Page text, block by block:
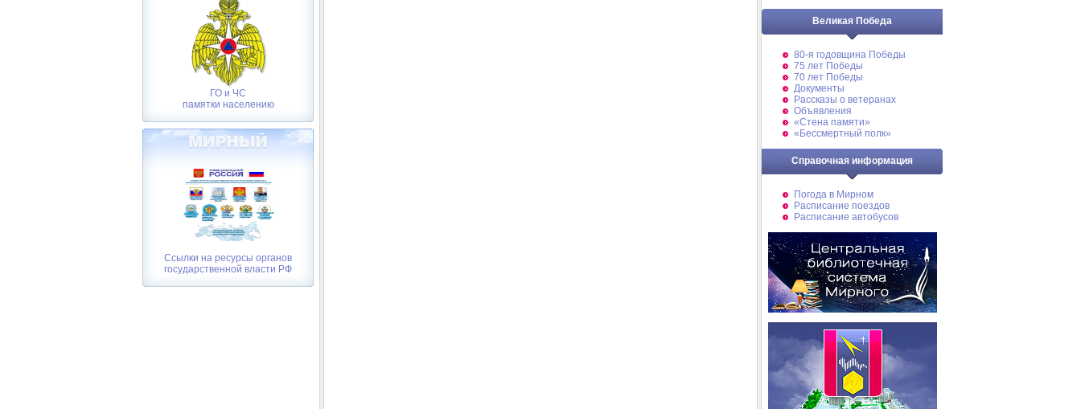
ГО и ЧС
памятки населению
Ссылки на ресурсы органов
государственной власти РФ
Великая Победа
80-я годовщина Победы
75 лет Победы
70 лет Победы
Документы
Рассказы о ветеранах
Объявления
«Стена памяти»
«Бессмертный полк»
Справочная информация
Погода в Мирном
Расписание поездов
Расписание автобусов